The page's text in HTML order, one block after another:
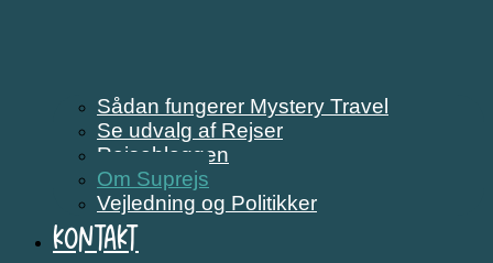
Sådan fungerer Mystery Travel
Se udvalg af Rejser
Rejsebloggen
Om Suprejs
Vejledning og Politikker
Kontakt